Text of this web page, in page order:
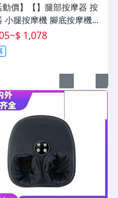
動價】【】腿部按摩器 按
小腿按摩機 腳底按摩機
摩儀 小腿按摩儀全自動
部按摩器全腿底腳熱敷
底
~$ 1,078